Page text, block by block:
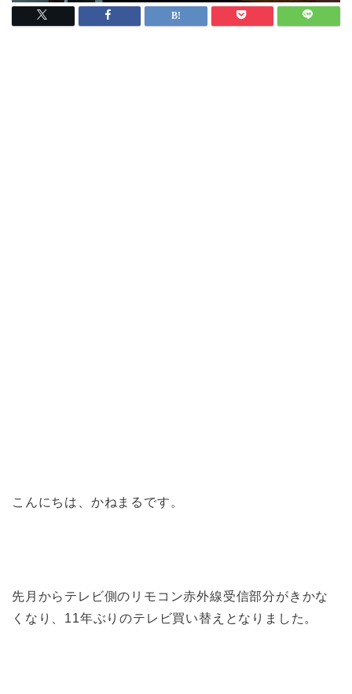
こんにちは、かねまるです。
先月からテレビ側のリモコン赤外線受信部分がきかな
くなり、11年ぶりのテレビ買い替えとなりました。